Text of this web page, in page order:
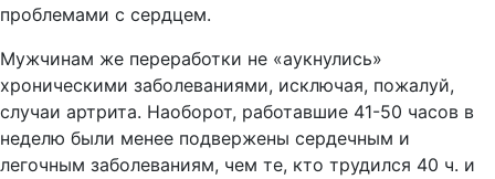
проблемами с сердцем.
Мужчинам же переработки не «аукнулись»
хроническими заболеваниями, исключая, пожалуй,
случаи артрита. Наоборот, работавшие 41-50 часов в
неделю были менее подвержены сердечным и
легочным заболеваниям, чем те, кто трудился 40 ч. и